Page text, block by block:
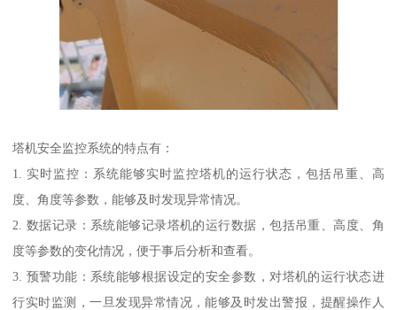
塔机安全监控系统的特点有：
1. 实时监控：系统能够实时监控塔机的运行状态，包括吊重、高
度、角度等参数，能够及时发现异常情况。
2. 数据记录：系统能够记录塔机的运行数据，包括吊重、高度、角
度等参数的变化情况，便于事后分析和查看。
3. 预警功能：系统能够根据设定的安全参数，对塔机的运行状态进
行实时监测，一旦发现异常情况，能够及时发出警报，提醒操作人